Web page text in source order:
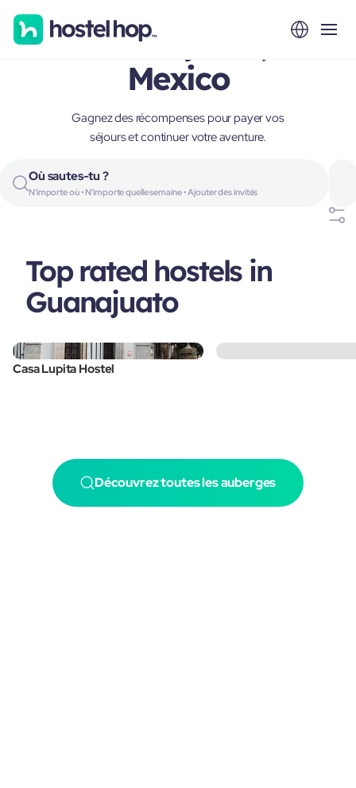
Guanajuato,
Mexico
Gagnez des récompenses pour payer vos
séjours et continuer votre aventure.
Où sautes-tu ?
N'importe où • N'importe quelle semaine • Ajouter des invités
Top rated hostels in
Guanajuato
Casa Lupita Hostel
Découvrez toutes les auberges